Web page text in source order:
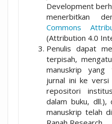
Development
menerbitkan
Commons
(Attribution 4.0
Penulis dapat
terpisah,
manuskrip yang
jurnal ini ke versi
repositori
dalam buku, dll.),
manuskrip telah